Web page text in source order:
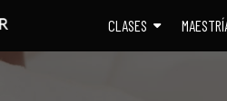
CLASES